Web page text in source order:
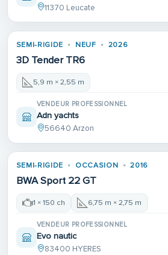
11370 Leucate
SEMI-RIGIDE NEUF 2026
3D Tender TR6
5,9 m × 2,55 m
VENDEUR PROFESSIONNEL
Adn yachts
56640 Arzon
SEMI-RIGIDE OCCASION 2016
BWA Sport 22 GT
1 × 150 ch 6,75 m × 2,75 m
VENDEUR PROFESSIONNEL
Evo nautic
83400 HYERES